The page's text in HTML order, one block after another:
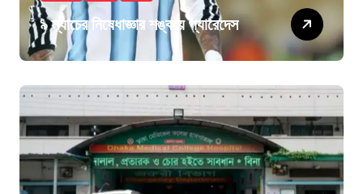
৯ ম্যাচের নিষেধাজ্ঞার শঙ্কায় প্যারেদেস